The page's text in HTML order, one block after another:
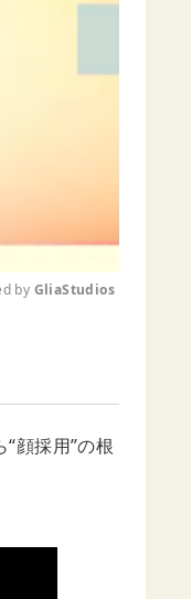
t
e
by GliaStudios
顔採用”の根